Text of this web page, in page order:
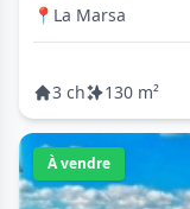
📍 La Marsa
3 ch 130 m²
À vendre